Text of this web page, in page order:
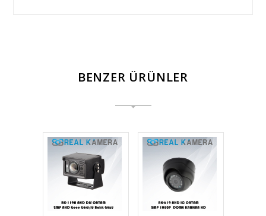
BENZER ÜRÜNLER